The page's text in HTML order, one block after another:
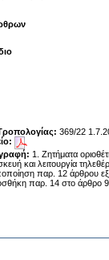
369/22
1. Ζητήματα
και λειτουργία
παρ. 12 άρθρου
παρ. 14 στο άρθρο